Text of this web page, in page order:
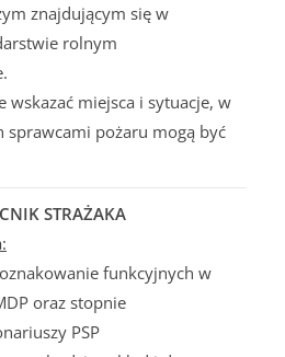
znajdującym się w
rolnym
wskazać miejsca i sytuacje, w
sprawcami pożaru mogą być
STRAŻAKA
funkcyjnych w
oraz stopnie
PSP